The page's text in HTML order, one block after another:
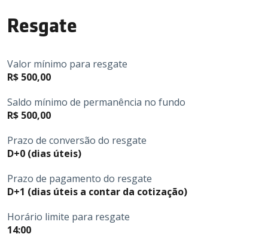
Resgate
Valor mínimo para resgate
R$ 500,00
Saldo mínimo de permanência no fundo
R$ 500,00
Prazo de conversão do resgate
D+0 (dias úteis)
Prazo de pagamento do resgate
D+1 (dias úteis a contar da cotização)
Horário limite para resgate
14:00